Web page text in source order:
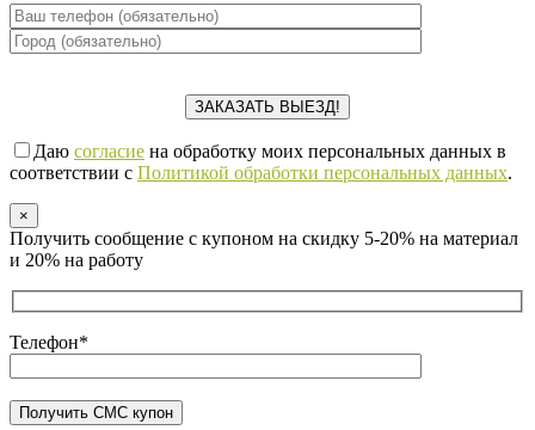
Даю согласие на обработку моих персональных данных в
соответствии с Политикой обработки персональных данных.
×
Получить сообщение с купоном на скидку 5-20% на материал
и 20% на работу
Телефон*